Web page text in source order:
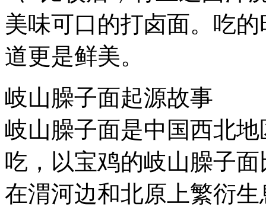
美味可口的打卤面。吃
道更是鲜美。
岐山臊子面起源故事
岐山臊子面是中国西北
吃，以宝鸡的岐山臊子
在渭河边和北原上繁衍